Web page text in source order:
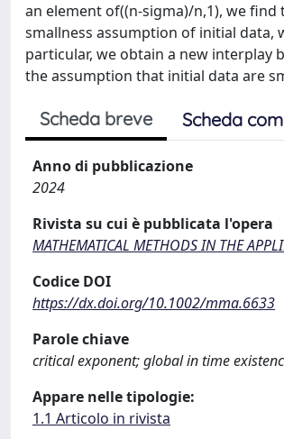
an element of((n-sigma)/n,1), we
smallness assumption of initial
particular, we obtain a new
the assumption that initial data are
Scheda breve Scheda
Anno di pubblicazione
2024
Rivista su cui è pubblicata l'opera
MATHEMATICAL METHODS IN THE
Codice DOI
https://dx.doi.org/10.1002/mma.6633
Parole chiave
critical exponent; global in time
Appare nelle tipologie:
1.1 Articolo in rivista